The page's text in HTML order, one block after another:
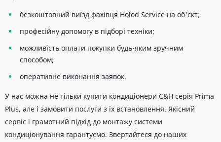
безкоштовний виїзд фахівця Holod Service на об'єкт;
професійну допомогу в підборі техніки;
можливість оплати покупки будь-яким зручним
способом;
оперативне виконання заявок.
У нас можна не тільки купити кондиціонери C&H серія Prima
Plus, але і замовити послуги з їх встановлення. Якісний
сервіс і грамотний підхід до монтажу системи
кондиціонування гарантуємо. Звертайтеся до наших